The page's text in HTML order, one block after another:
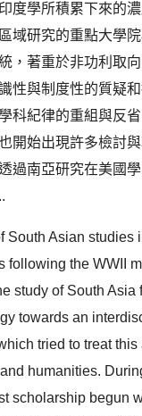
度學所積累下來的
域研究的重點大學
，著重於非功利取
性與制度性的質疑
科紀律的重組與反
開始出現許多檢討
過南亞研究在美國
South Asian studies
following the WWII
study of South Asia
towards an
tried to treat
humanities.
scholarship begun